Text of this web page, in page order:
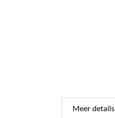
Meer details